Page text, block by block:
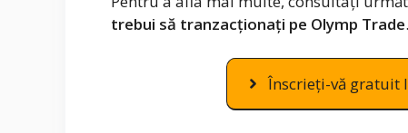
trebui să tranzacționați pe Olymp Trade.
Înscrieți-vă gratuit